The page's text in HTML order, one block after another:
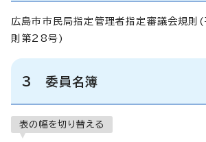
広島市市民局指定管理者指定審議会規則
則第28号)
3 委員名簿
表の幅を切り替える